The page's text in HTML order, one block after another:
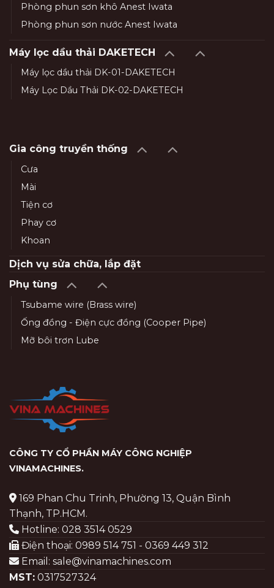
Phòng phun sơn khô Anest Iwata
Phòng phun sơn nước Anest Iwata
Máy lọc dầu thải DAKETECH
Máy lọc dầu thải DK-01-DAKETECH
Máy Lọc Dầu Thải DK-02-DAKETECH
Gia công truyền thống
Cưa
Mài
Tiện cơ
Phay cơ
Khoan
Dịch vụ sửa chữa, lắp đặt
Phụ tùng
Tsubame wire (Brass wire)
Ống đồng - Điện cực đồng (Cooper Pipe)
Mỡ bôi trơn Lube
CÔNG TY CỔ PHẦN MÁY CÔNG NGHIỆP
VINAMACHINES.
169 Phan Chu Trinh, Phường 13, Quận Bình
Thạnh, TP.HCM.
Hotline: 028 3514 0529
Điện thoại: 0989 514 751 - 0369 449 312
Email: sale@vinamachines.com
MST: 0317527324